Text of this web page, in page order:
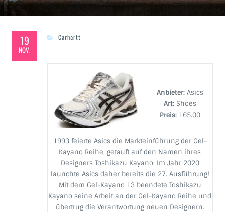
19
NOV.
Carhartt
Anbieter:Asics
Art: Shoes
Preis: 165.00
1993 feierte Asics die Markteinführung der Gel-
Kayano Reihe, getauft auf den Namen ihres
Designers Toshikazu Kayano. Im Jahr 2020
launchte Asics daher bereits die 27. Ausführung!
Mit dem Gel-Kayano 13 beendete Toshikazu
Kayano seine Arbeit an der Gel-Kayano Reihe und
übertrug die Verantwortung neuen Designern.